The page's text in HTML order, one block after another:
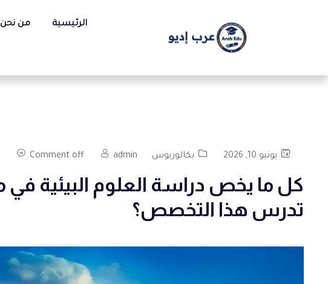
الرئيسية من نحن
يونيو 10, 2026 بكالوريوس admin
Comment off
تدرس هذا التخصص؟